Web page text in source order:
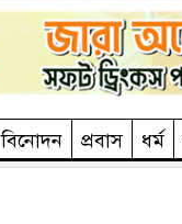
বিনোদন প্রবাস ধর্ম